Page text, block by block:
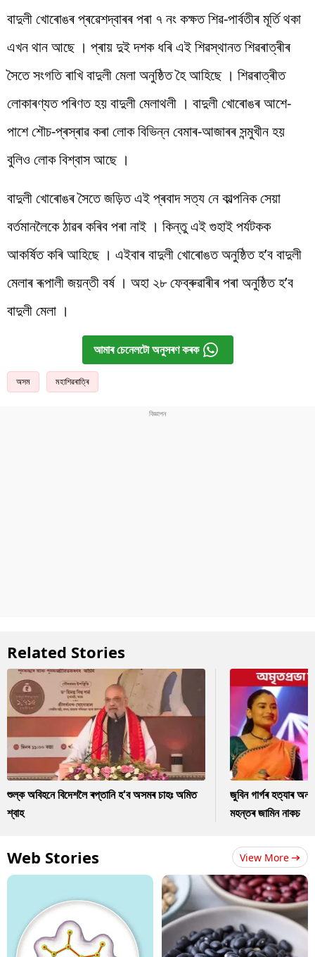
বাদুলী খোৰোঙৰ প্ৰৱেশদ্বাৰৰ পৰা ৭ নং কক্ষত শিৱ-পাৰ্বতীৰ মূৰ্তি থকা
এখন থান আছে । প্ৰায় দুই দশক ধৰি এই শিৱস্থানত শিৱৰাত্ৰীৰ
সৈতে সংগতি ৰাখি বাদুলী মেলা অনুষ্ঠিত হৈ আহিছে । শিৱৰাত্ৰীত
লোকাৰণ্যত পৰিণত হয় বাদুলী মেলাথলী । বাদুলী খোৰোঙৰ আশে-
পাশে শৌচ-প্ৰস্ৰাৱ কৰা লোক বিভিন্ন বেমাৰ-আজাৰৰ সন্মুখীন হয়
বুলিও লোক বিশ্বাস আছে ।
বাদুলী খোৰোঙৰ সৈতে জড়িত এই প্ৰবাদ সত্য নে কাল্পনিক সেয়া
বৰ্তমানলৈকে ঠাৱৰ কৰিব পৰা নাই । কিন্তু এই গুহাই পৰ্যটকক
আকৰ্ষিত কৰি আহিছে । এইবাৰ বাদুলী খোৰোঙত অনুষ্ঠিত হ’ব বাদুলী
মেলাৰ ৰূপালী জয়ন্তী বৰ্ষ । অহা ২৮ ফেব্ৰুৱাৰীৰ পৰা অনুষ্ঠিত হ’ব
বাদুলী মেলা ।
আমাৰ চেনেলটো অনুসৰণ কৰক
অসম মহাশিৱৰাত্ৰি
Related Stories
শুল্ক অবিহনে বিদেশলৈ ৰপ্তানি হ'ব অসমৰ চাহঃ অমিত
শ্বাহ
জুবিন গাৰ্গৰ হত্যাৰ
মহন্তৰ জামিন নাকচ
Web Stories View More